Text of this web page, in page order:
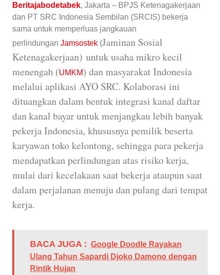
Beritajabodetabek, Jakarta – BPJS Ketenagakerjaan
dan PT SRC Indonesia Sembilan (SRCIS) bekerja
sama untuk memperluas jangkauan
perlindungan Jamsostek (Jaminan Sosial
Ketenagakerjaan) untuk usaha mikro kecil
menengah (UMKM) dan masyarakat Indonesia
melalui aplikasi AYO SRC. Kolaborasi ini
dituangkan dalam bentuk integrasi kanal daftar
dan kanal bayar untuk menjangkau lebih banyak
pekerja Indonesia, khususnya pemilik beserta
karyawan toko kelontong, sehingga para pekerja
mendapatkan perlindungan atas risiko kerja,
mulai dari kecelakaan saat bekerja ataupun saat
dalam perjalanan menuju dan pulang dari tempat
kerja.
BACA JUGA : Google Doodle Rayakan
Ulang Tahun Sapardi Djoko Damono dengan
Rintik Hujan